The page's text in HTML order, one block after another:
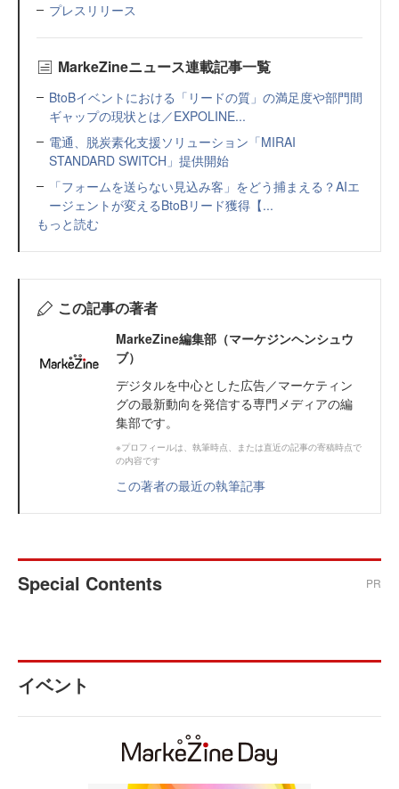
プレスリリース
MarkeZineニュース連載記事一覧
BtoBイベントにおける「リードの質」の満足度や部門間
ギャップの現状とは／EXPOLINE...
電通、脱炭素化支援ソリューション「MIRAI
STANDARD SWITCH」提供開始
「フォームを送らない見込み客」をどう捕まえる？AIエ
ージェントが変えるBtoBリード獲得【...
もっと読む
この記事の著者
MarkeZine編集部（マーケジンヘンシュウ
ブ）
デジタルを中心とした広告／マーケティン
グの最新動向を発信する専門メディアの編
集部です。
※プロフィールは、執筆時点、または直近の記事の寄稿時点で
の内容です
この著者の最近の執筆記事
Special Contents PR
イベント